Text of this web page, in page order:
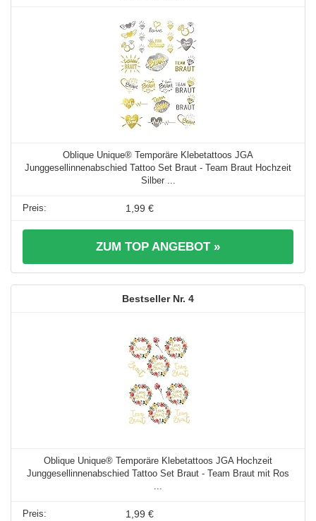
Oblique Unique® Temporäre Klebetattoos JGA
Junggesellinnenabschied Tattoo Set Braut - Team Braut Hochzeit
Silber ...
1,99 €
ZUM TOP ANGEBOT »
4
Oblique Unique® Temporäre Klebetattoos JGA Hochzeit
Junggesellinnenabschied Tattoo Set Braut - Team Braut mit Ros
...
1,99 €